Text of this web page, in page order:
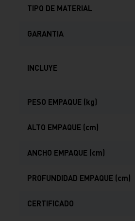
TIPO DE MATERIAL
GARANTIA
INCLUYE
PESO EMPAQUE (kg)
ALTO EMPAQUE (cm)
ANCHO EMPAQUE (cm)
PROFUNDIDAD EMPAQUE (cm)
CERTIFICADO